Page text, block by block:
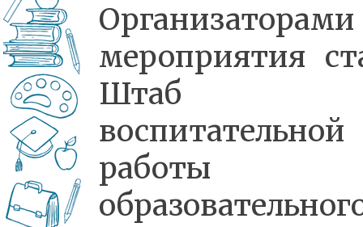
Организаторами
мероприятия
Штаб
воспитательной
работы